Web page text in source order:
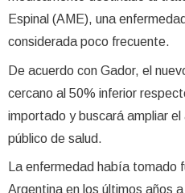
Espinal (AME), una
considerada poco frecuente.
De acuerdo con Gador, el
cercano al 50% inferior
importado y buscará ampliar
público de salud.
La enfermedad había tomado
Argentina en los últimos años